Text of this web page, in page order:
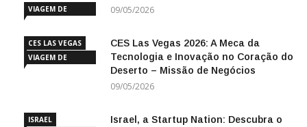
VIAGEM DE
09/05/2026
CES LAS VEGAS
VIAGEM DE
CES Las Vegas 2026: A Meca da
Tecnologia e Inovação no Coração do
Deserto – Missão de Negócios
09/05/2026
ISRAEL
Israel, a Startup Nation: Descubra o